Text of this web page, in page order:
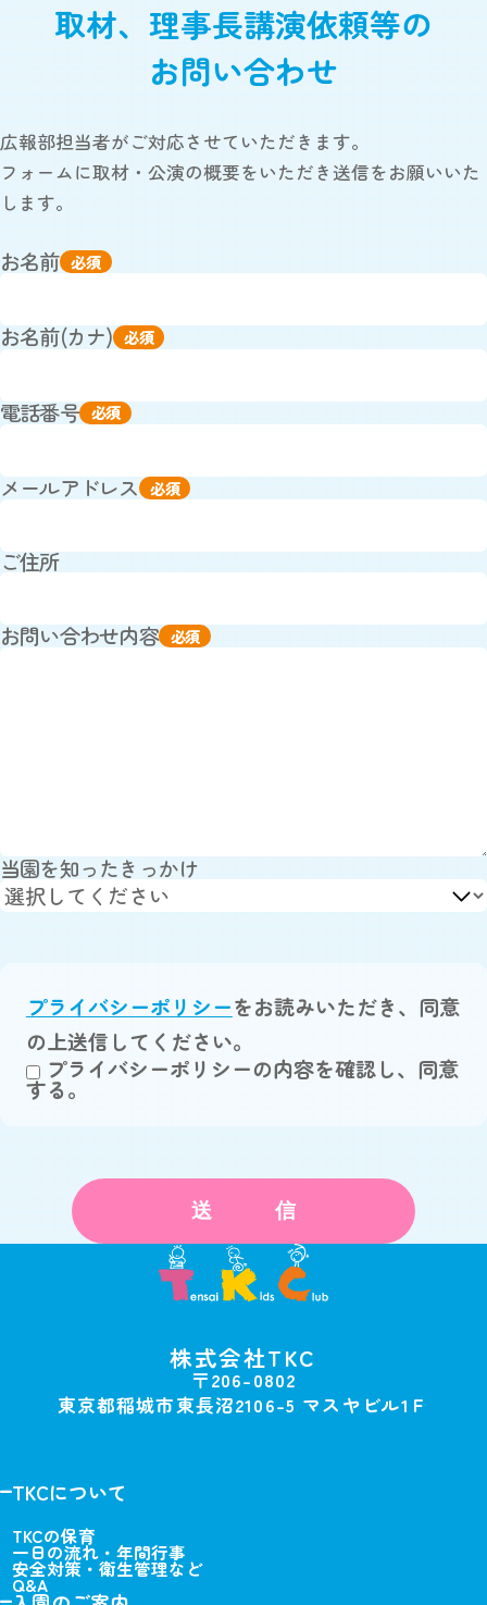
取材、理事長講演依頼等の
お問い合わせ
広報部担当者がご対応させていただきます。
フォームに取材・公演の概要をいただき送信をお願いいた
します。
お名前 必須
お名前(カナ) 必須
電話番号 必須
メールアドレス 必須
ご住所
お問い合わせ内容 必須
当園を知ったきっかけ
プライバシーポリシーをお読みいただき、同意
の上送信してください。
プライバシーポリシーの内容を確認し、同意
する。
株式会社TKC
〒206-0802
東京都稲城市東長沼2106-5 マスヤビル1Ｆ
TKCについて
TKCの保育
一日の流れ・年間行事
安全対策・衛生管理など
Q&A